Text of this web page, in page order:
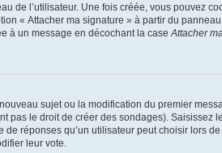
de l’utilisateur. Une fois créée, vous pouvez
« Attacher ma signature » à partir du
à un message en décochant la case Attacher
sujet ou la modification du premier
pas le droit de créer des sondages).
réponses qu’un utilisateur peut choisir lors
leur vote.